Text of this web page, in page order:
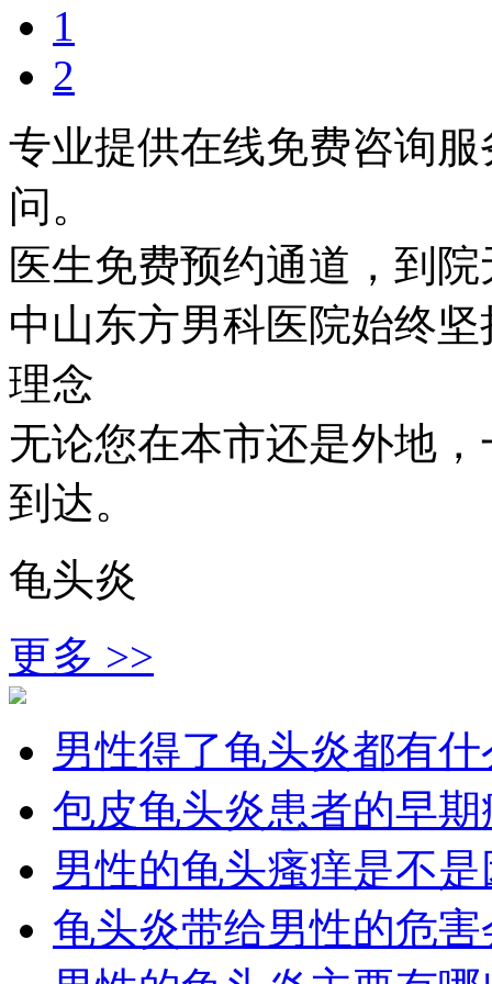
1
2
专业提供在线免费咨询
问。
医生免费预约通道，到
中山东方男科医院始终
理念
无论您在本市还是外地
到达。
龟头炎
更多 >>
男性得了龟头炎都有
包皮龟头炎患者的早
男性的龟头瘙痒是不
龟头炎带给男性的危